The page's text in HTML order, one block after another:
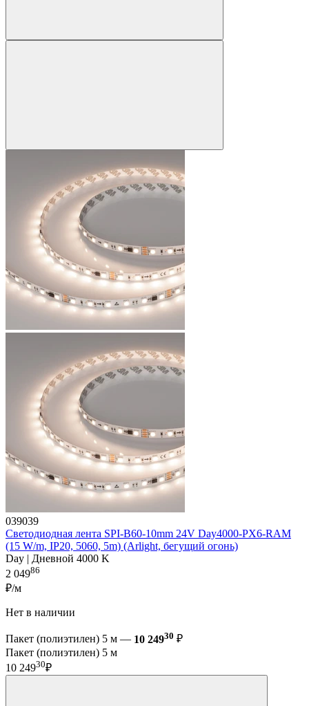
039039
Светодиодная лента SPI-B60-10mm 24V Day4000-PX6-RAM
(15 W/m, IP20, 5060, 5m) (Arlight, бегущий огонь)
Day | Дневной 4000 K
2 04986
₽/м
Нет в наличии
Пакет (полиэтилен) 5 м — 10 24930 ₽
Пакет (полиэтилен) 5 м
10 24930₽